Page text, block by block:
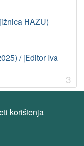
HAZU)
/ [Editor Iva
3
korištenja